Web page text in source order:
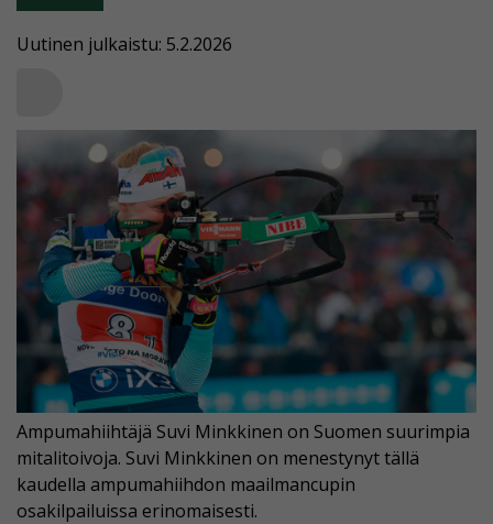
Uutinen julkaistu: 5.2.2026
Ampumahiihtäjä Suvi Minkkinen on Suomen suurimpia
mitalitoivoja. Suvi Minkkinen on menestynyt tällä
kaudella ampumahiihdon maailmancupin
osakilpailuissa erinomaisesti.